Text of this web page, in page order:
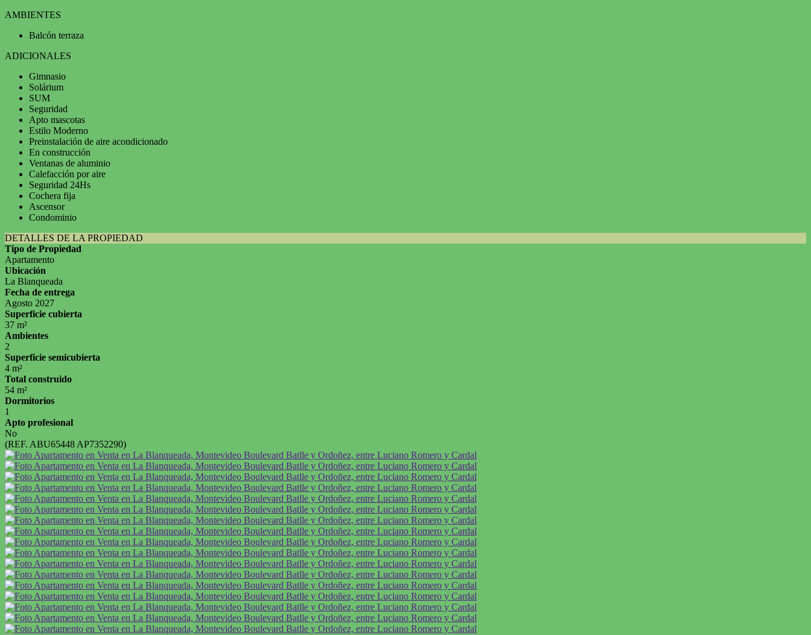
AMBIENTES
Balcón terraza
ADICIONALES
Gimnasio
Solárium
SUM
Seguridad
Apto mascotas
Estilo Moderno
Preinstalación de aire acondicionado
En construcción
Ventanas de aluminio
Calefacción por aire
Seguridad 24Hs
Cochera fija
Ascensor
Condominio
DETALLES DE LA PROPIEDAD
Tipo de Propiedad
Apartamento
Ubicación
La Blanqueada
Fecha de entrega
Agosto 2027
Superficie cubierta
37 m²
Ambientes
2
Superficie semicubierta
4 m²
Total construido
54 m²
Dormitorios
1
Apto profesional
No
(REF. ABU65448 AP7352290)